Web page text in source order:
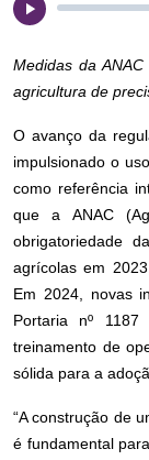
Medidas da
agricultura de
O avanço da
impulsionado o
como referência
que a ANAC
obrigatoriedade
agrícolas em
Em 2024, novas
Portaria nº
treinamento de
sólida para a
“A construção de
é fundamental